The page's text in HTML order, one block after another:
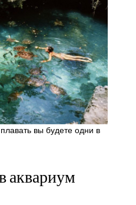
вы будете одни в
аквариум